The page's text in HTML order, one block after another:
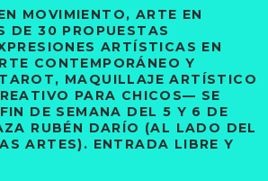
MOVIMIENTO, ARTE EN
DE 30 PROPUESTAS
ARTÍSTICAS EN
CONTEMPORÁNEO Y
MAQUILLAJE ARTÍSTICO
PARA CHICOS— SE
DE SEMANA DEL 5 Y 6 DE
RUBÉN DARÍO (AL LADO DEL
ARTES). ENTRADA LIBRE Y